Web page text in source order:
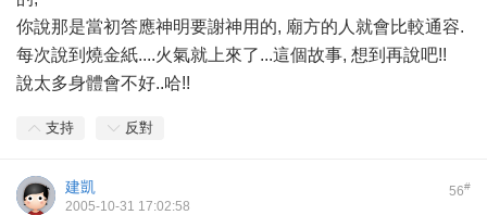
你說那是當初答應神明要謝神用的, 廟方的人就會比較通容.
每次說到燒金紙....火氣就上來了...這個故事, 想到再說吧!!
說太多身體會不好..哈!!
支持 反對
56#
建凱
2005-10-31 17:02:58